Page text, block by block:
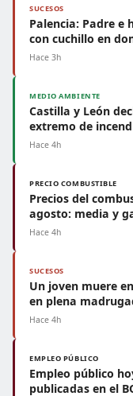
SUCESOS
Palencia: Padre e
con cuchillo en
Hace 3h
MEDIO AMBIENTE
Castilla y León
extremo de
Hace 4h
PRECIO COMBUSTIBLE
Precios del
agosto: media y
Hace 4h
SUCESOS
Un joven muere
en plena
Hace 4h
EMPLEO PÚBLICO
Empleo público
publicadas en el